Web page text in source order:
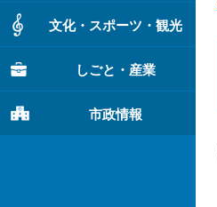
文化・スポーツ・観光
しごと・産業
市政情報